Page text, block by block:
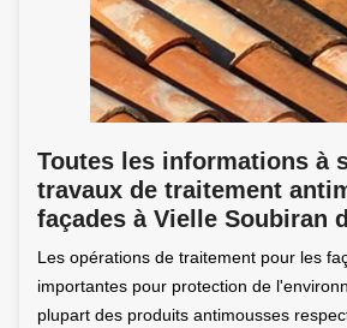
Toutes les informations à
travaux de traitement
façades à Vielle Soubiran
Les opérations de traitement pour les
importantes pour protection de
plupart des produits antimousses